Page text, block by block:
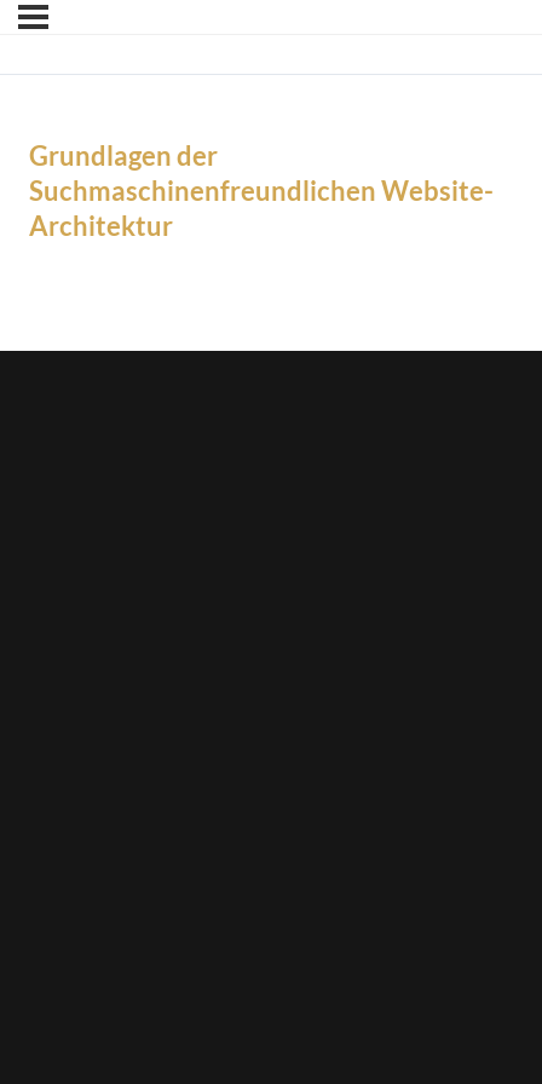
Grundlagen der
Suchmaschinenfreundlichen Website-
Architektur